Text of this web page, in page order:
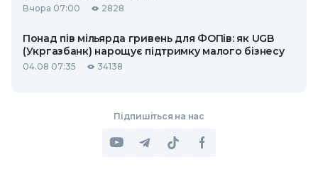
Вчора 07:00 2828
Понад пів мільярда гривень для ФОПів: як UGB
(Укргазбанк) нарощує підтримку малого бізнесу
04.08 07:35 34138
Підпишіться на нас